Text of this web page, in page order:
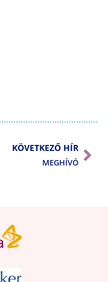
KÖVETKEZŐ HÍR
MEGHÍVÓ